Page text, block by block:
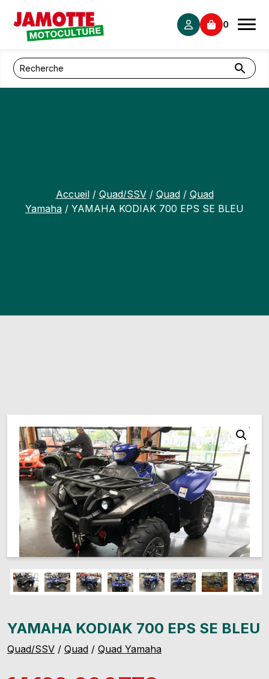
0
Accueil/ Quad/SSV/ Quad/ Quad
Yamaha / YAMAHA KODIAK 700 EPS SE BLEU
YAMAHA KODIAK 700 EPS SE BLEU
Quad/SSV / Quad / Quad Yamaha